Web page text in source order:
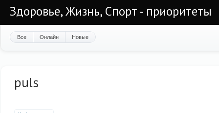
Здоровье, Жизнь, Спорт - приоритеты
Все Онлайн Новые
puls